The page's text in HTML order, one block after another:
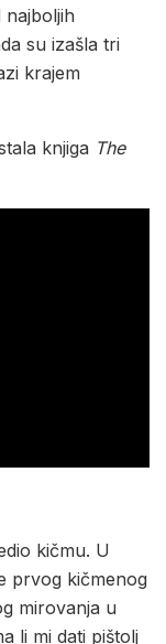
najboljih
su izašla tri
krajem
knjiga The
kičmu. U
prvog kičmenog
mirovanja u
li mi dati pištolj